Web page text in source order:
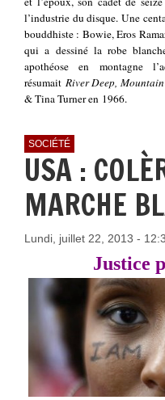
l’industrie du disque. Une
bouddhiste : Bowie, Eros
qui a dessiné la robe
apothéose en montagne
résumait River Deep,
& Tina Turner en 1966.
SOCIÉTÉ
USA :
MARCHE
Lundi, juillet 22, 2013 -
Justice